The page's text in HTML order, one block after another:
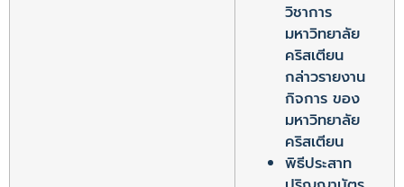
วิชาการ
มหาวิทยาลัย
คริสเตียน
กล่าวรายงาน
กิจการ ของ
มหาวิทยาลัย
คริสเตียน
พิธีประสาท